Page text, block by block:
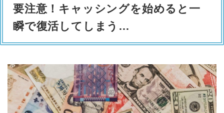
要注意！キャッシングを始めると一
瞬で復活してしまう…